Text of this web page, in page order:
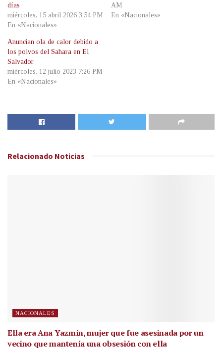
días
miércoles, 15 abril 2026 3:54 PM
En «Nacionales»
AM
En «Nacionales»
Anuncian ola de calor debido a
los polvos del Sahara en El
Salvador
miércoles, 12 julio 2023 7:26 PM
En «Nacionales»
Relacionado Noticias
NACIONALES
Ella era Ana Yazmín, mujer que fue asesinada por un
vecino que mantenía una obsesión con ella